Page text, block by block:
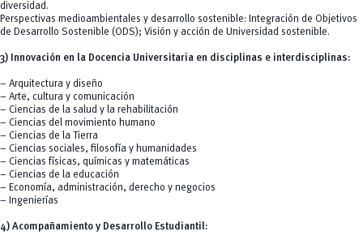
diversidad.
Perspectivas medioambientales y desarrollo sostenible: Integración de Objetivos
de Desarrollo Sostenible (ODS); Visión y acción de Universidad sostenible.
3) Innovación en la Docencia Universitaria en disciplinas e interdisciplinas:
– Arquitectura y diseño
– Arte, cultura y comunicación
– Ciencias de la salud y la rehabilitación
– Ciencias del movimiento humano
– Ciencias de la Tierra
– Ciencias sociales, filosofía y humanidades
– Ciencias físicas, químicas y matemáticas
– Ciencias de la educación
– Economía, administración, derecho y negocios
– Ingenierías
4) Acompañamiento y Desarrollo Estudiantil: